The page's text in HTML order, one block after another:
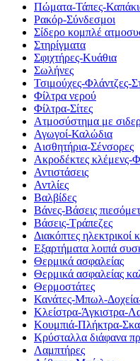
Πώματα-Τάπες-
Ρακόρ-Σύνδεσμοι
Σίδερο κομπλέ
Στηρίγματα
Σφιχτήρες-Κυάθια
Σωλήνες
Τσιμούχες-Φλάντζες-
Φίλτρα νερού
Φίλτρα-Σίτες
Ατμοσύστημα με
Αγωγοί-Καλώδια
Αισθητήρια-Σένσορες
Ακροδέκτες κλέμενς-
Αντιστάσεις
Αντλίες
Βαλβίδες
Βάνες-Βάσεις
Βάσεις-Τράπεζες
Διακόπτες ηλεκτρικοί
Εξαρτήματα λοιπά
Θερμικά ασφαλείας
Θερμικά ασφαλείας
Θερμοστάτες
Κανάτες-Μπωλ-
Κλείστρα-Άγκιστρα-
Κουμπιά-Πλήκτρα-
Κρύσταλλα διάφανα
Λαμπτήρες